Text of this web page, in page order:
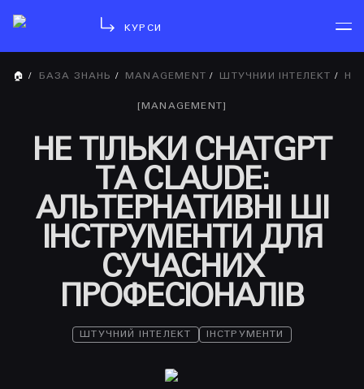
КУРСИ
🏠 / БАЗА ЗНАНЬ / MANAGEMENT / ШТУЧНИЙ ІНТЕЛЕКТ /
[ MANAGEMENT]
НЕ ТІЛЬКИ CHATGPT
ТА CLAUDE:
АЛЬТЕРНАТИВНІ ШІ
ІНСТРУМЕНТИ ДЛЯ
СУЧАСНИХ
ПРОФЕСІОНАЛІВ
ШТУЧНИЙ ІНТЕЛЕКТ ІНСТРУМЕНТИ